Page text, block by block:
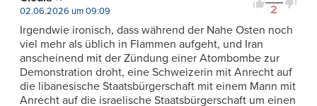
2
02.06.2026 um 09:09
Irgendwie ironisch, dass während der Nahe Osten noch
viel mehr als üblich in Flammen aufgeht, und Iran
anscheinend mit der Zündung einer Atombombe zur
Demonstration droht, eine Schweizerin mit Anrecht auf
die libanesische Staatsbürgerschaft mit einem Mann mit
Anrecht auf die israelische Staatsbürgerschaft um einen